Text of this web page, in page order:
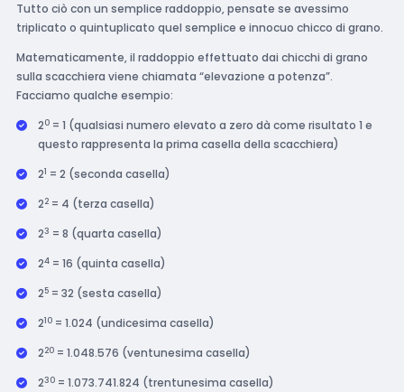
Tutto ciò con un semplice raddoppio, pensate se avessimo
triplicato o quintuplicato quel semplice e innocuo chicco di grano.
Matematicamente, il raddoppio effettuato dai chicchi di grano
sulla scacchiera viene chiamata “elevazione a potenza”.
Facciamo qualche esempio:
20 = 1 (qualsiasi numero elevato a zero dà come risultato 1 e
questo rappresenta la prima casella della scacchiera)
21 = 2 (seconda casella)
22 = 4 (terza casella)
23 = 8 (quarta casella)
24 = 16 (quinta casella)
25 = 32 (sesta casella)
210 = 1.024 (undicesima casella)
220 = 1.048.576 (ventunesima casella)
230 = 1.073.741.824 (trentunesima casella)